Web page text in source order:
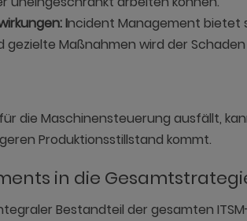
Incident Management bietet
gezielte Maßnahmen wird der
die Maschinensteuerung ausfällt,
Produktionsstillstand kommt.
in die
Bestandteil der gesamten